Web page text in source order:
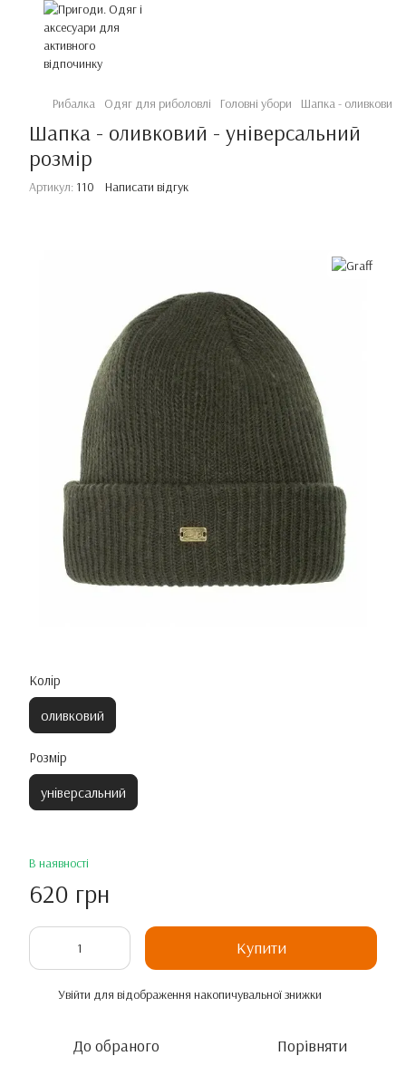
Рибалка Одяг для риболовлі Головні убори Шапка - оливковий -
Шапка - оливковий - універсальний
розмір
Артикул: 110 Написати відгук
Колір
оливковий
Розмір
універсальний
В наявності
620 грн
Купити
Увійти для відображення накопичувальної знижки
До обраного Порівняти